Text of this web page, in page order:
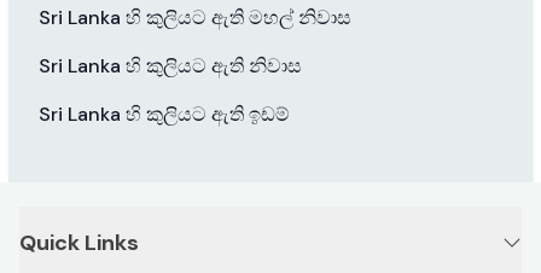
Sri Lanka හි කුලියට ඇති මහල් නිවාස
Sri Lanka හි කුලියට ඇති නිවාස
Sri Lanka හි කුලියට ඇති ඉඩම්
Quick Links